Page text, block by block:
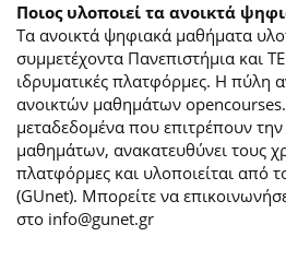
Ποιος υλοποιεί τα ανοικτά
Τα ανοικτά ψηφιακά μαθήματα
συμμετέχοντα Πανεπιστήμια και
ιδρυματικές πλατφόρμες. H πύλη
ανοικτών μαθημάτων
μεταδεδομένα που επιτρέπουν
μαθημάτων, ανακατευθύνει τους
πλατφόρμες και υλοποιείται από
(GUnet). Μπορείτε να
στο info@gunet.gr